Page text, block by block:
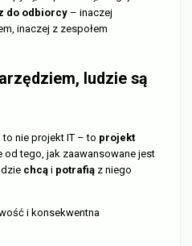
do odbiorcy – inaczej
inaczej z zespołem
ludzie są
nie projekt IT – to projekt
od tego, jak zaawansowane jest
chcą i potrafią z niego
i konsekwentna